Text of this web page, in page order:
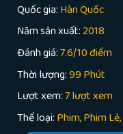
Quốc gia: Hàn Quốc
Năm sản xuất: 2018
Đánh giá:7.6/10 điểm
Thời lượng:99 Phút
Lượt xem:7 lượt xem
Thể loại: Phim Phim Lẻ